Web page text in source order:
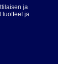
ja
tuotteet ja